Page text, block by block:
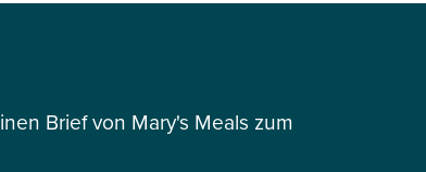
Brief von Mary's Meals zum